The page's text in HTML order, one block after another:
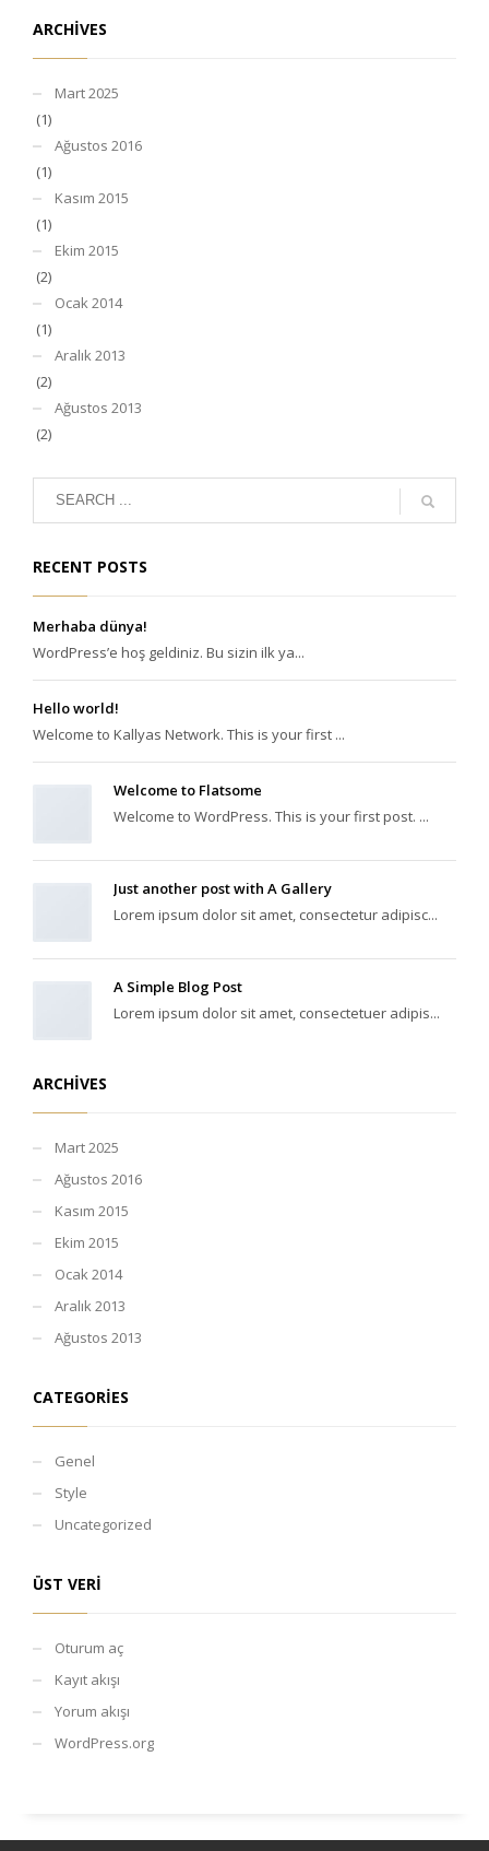
ARCHIVES
Mart 2025
(1)
Ağustos 2016
(1)
Kasım 2015
(1)
Ekim 2015
(2)
Ocak 2014
(1)
Aralık 2013
(2)
Ağustos 2013
(2)
RECENT POSTS
Merhaba dünya!
WordPress’e hoş geldiniz. Bu sizin ilk ya...
Hello world!
Welcome to Kallyas Network. This is your first ...
Welcome to Flatsome
Welcome to WordPress. This is your first post. ...
Just another post with A Gallery
Lorem ipsum dolor sit amet, consectetur adipisc...
A Simple Blog Post
Lorem ipsum dolor sit amet, consectetuer adipis...
ARCHIVES
Mart 2025
Ağustos 2016
Kasım 2015
Ekim 2015
Ocak 2014
Aralık 2013
Ağustos 2013
CATEGORIES
Genel
Style
Uncategorized
ÜST VERI
Oturum aç
Kayıt akışı
Yorum akışı
WordPress.org